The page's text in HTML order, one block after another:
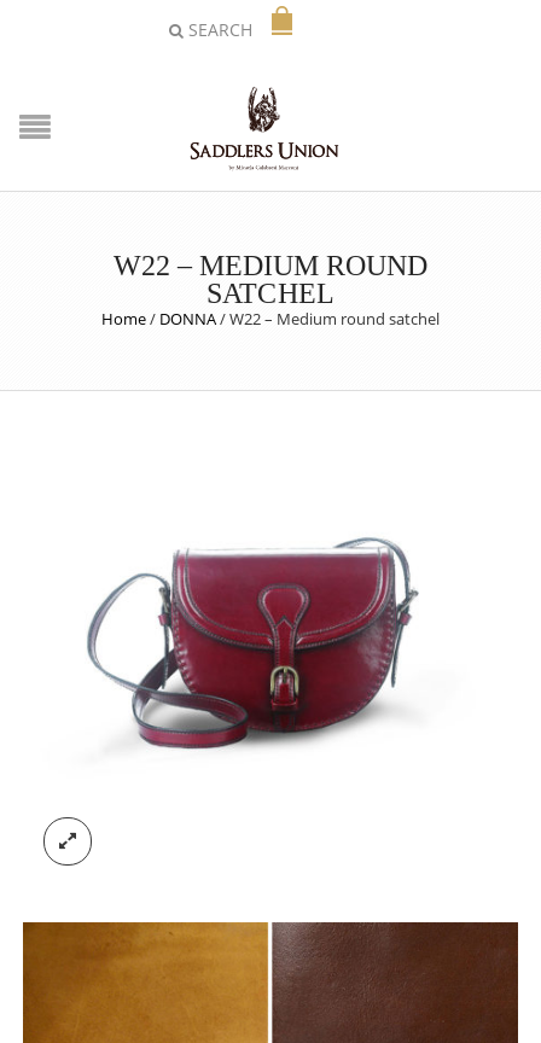
SEARCH
W22 – MEDIUM ROUND
SATCHEL
Home/ DONNA/W22 – Medium round satchel